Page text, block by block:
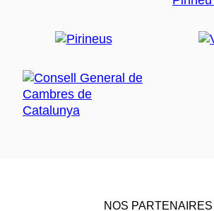
NOS PARTENAIRES